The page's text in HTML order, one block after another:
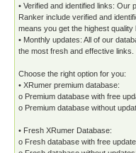
• Verified and identified links: Our
Ranker include verified and
means you get the highest quality
• Monthly updates: All of our
the most fresh and effective links.
Choose the right option for you:
• XRumer premium database:
o Premium database with free
o Premium database without
• Fresh XRumer Database:
o Fresh database with free